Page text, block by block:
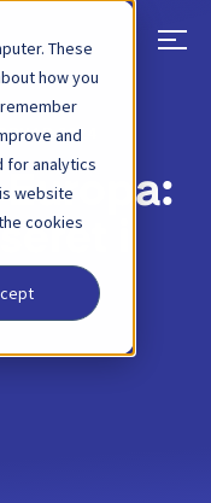
These
how you
and
for analytics
website
cookies
2024
i